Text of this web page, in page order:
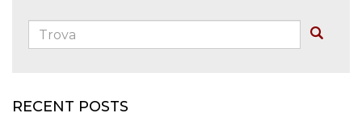
Trova:
RECENT POSTS